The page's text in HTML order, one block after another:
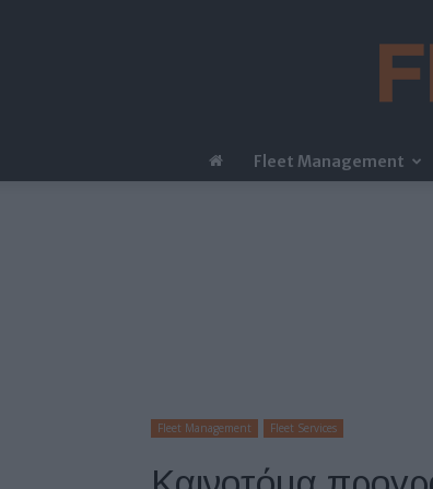
Fleet Management
Fleet Management Fleet Services